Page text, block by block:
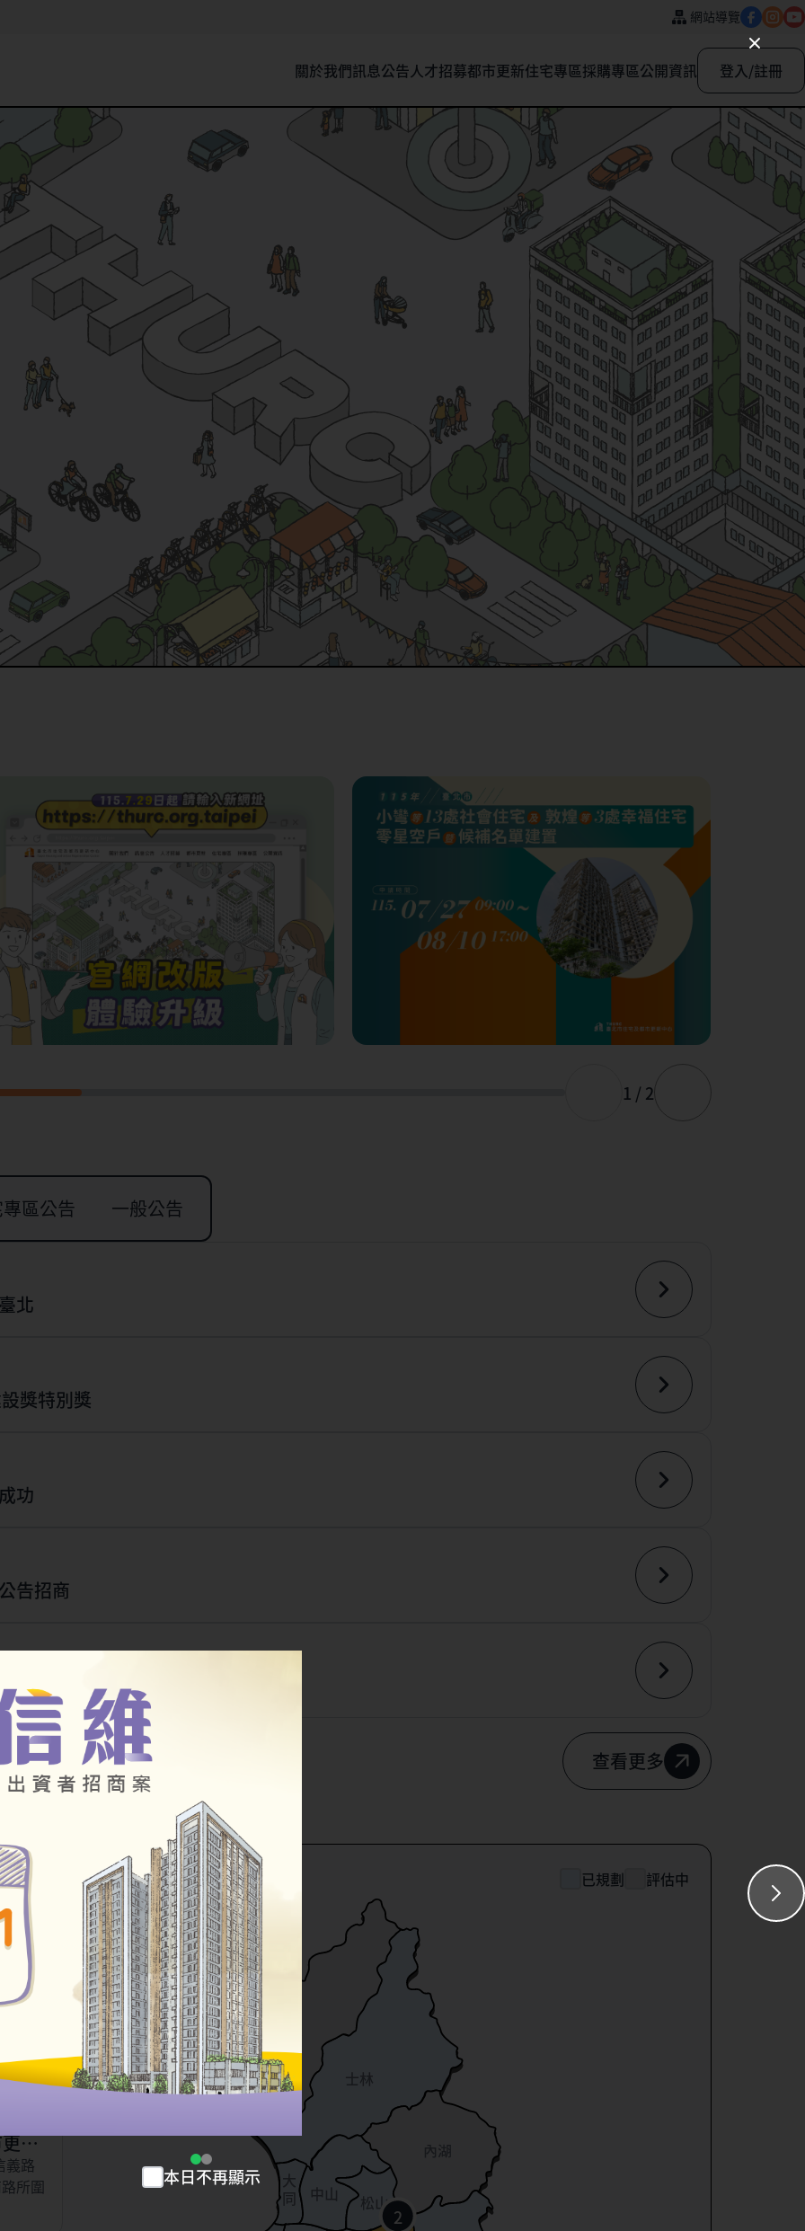
網站導覽
關於我們訊息公告人才招募都市更新住宅專區採購專區公開資訊 登入/註冊
1 / 2
區公告 一般公告
北
獎特別獎
功
市更新公告招商
告
查看更多
幸福住宅 其他房源 已規劃 評估中
大
同 中山 松山
士林
內湖
2
段
都
新
義路
所圍
本日不再顯示